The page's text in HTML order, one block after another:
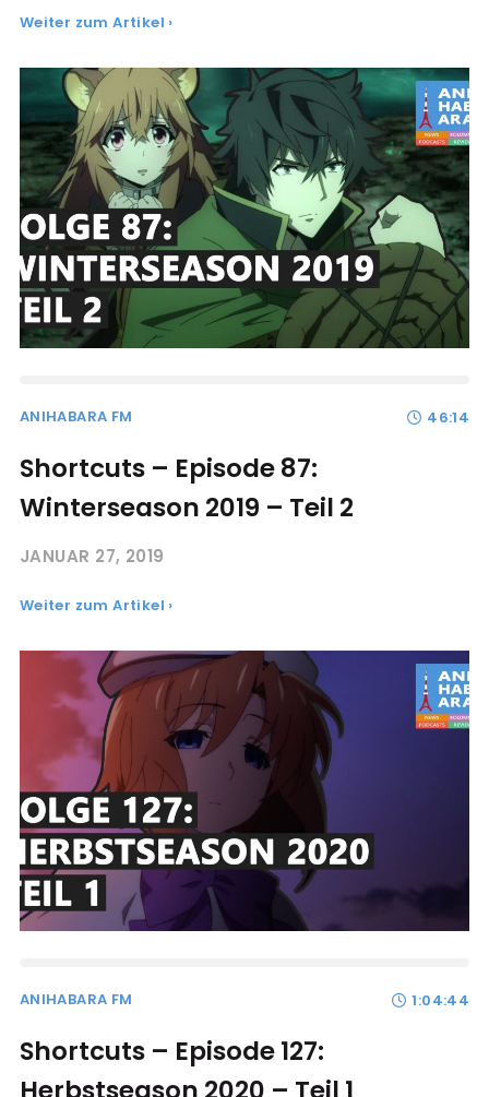
Weiter zum Artikel ›
ANIHABARA FM 46:14
Shortcuts – Episode 87:
Winterseason 2019 – Teil 2
JANUAR 27, 2019
Weiter zum Artikel ›
ANIHABARA FM 1:04:44
Shortcuts – Episode 127:
Herbstseason 2020 – Teil 1